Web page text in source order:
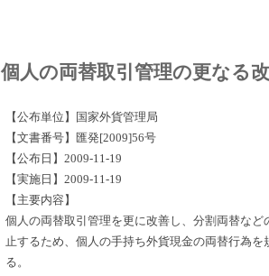
個人の両替取引管理の更なる
【公布単位】国家外貨管理局
【文書番号】匯発[2009]56号
【公布日】2009-11-19
【実施日】2009-11-19
【主要内容】
個人の両替取引管理を更に改善し、分割両替など
止するため、個人の手持ち外貨現金の両替行為
る。